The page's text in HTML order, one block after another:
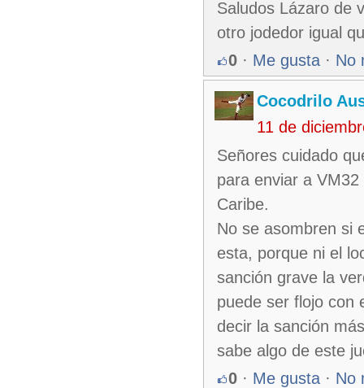
Saludos Lázaro de
otro jodedor igual
0 · Me gusta · No
Cocodrilo
11 de
Señores cuidado
para enviar a
Caribe.
No se asombren si
esta, porque ni el
sanción grave la
puede ser flojo con
decir la sanción
sabe algo de este
0 · Me gusta · No